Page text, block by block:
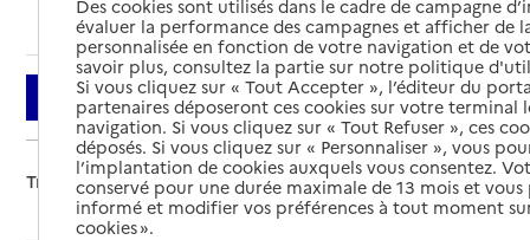
Ajouter cette recherche aux favoris
Filtrer
Trier par :
Des cookies sont utilisés dans le cadre de campagne
évaluer la performance des campagnes et afficher de
personnalisée en fonction de votre navigation et de
savoir plus, consultez la partie sur notre politique
Si vous cliquez sur « Tout Accepter », l’éditeur du
partenaires déposeront ces cookies sur votre terminal
navigation. Si vous cliquez sur « Tout Refuser », ces
déposés. Si vous cliquez sur « Personnaliser », vous
l’implantation de cookies auxquels vous consentez.
conservé pour une durée maximale de 13 mois et
informé et modifier vos préférences à tout moment
cookies ».